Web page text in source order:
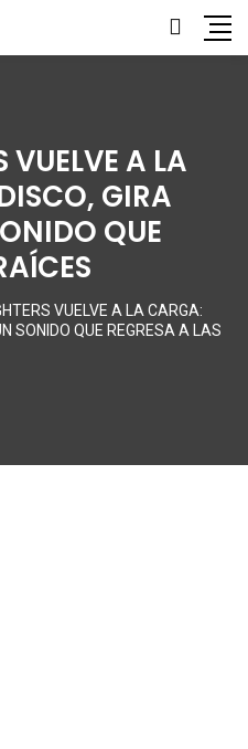
VUELVE A LA
GIRA
QUE
VUELVE A LA CARGA:
SONIDO QUE REGRESA A LAS